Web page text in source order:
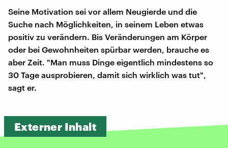
Seine Motivation sei vor allem Neugierde und die
Suche nach Möglichkeiten, in seinem Leben etwas
positiv zu verändern. Bis Veränderungen am Körper
oder bei Gewohnheiten spürbar werden, brauche es
aber Zeit. "Man muss Dinge eigentlich mindestens so
30 Tage ausprobieren, damit sich wirklich was tut",
sagt er.
Externer Inhalt